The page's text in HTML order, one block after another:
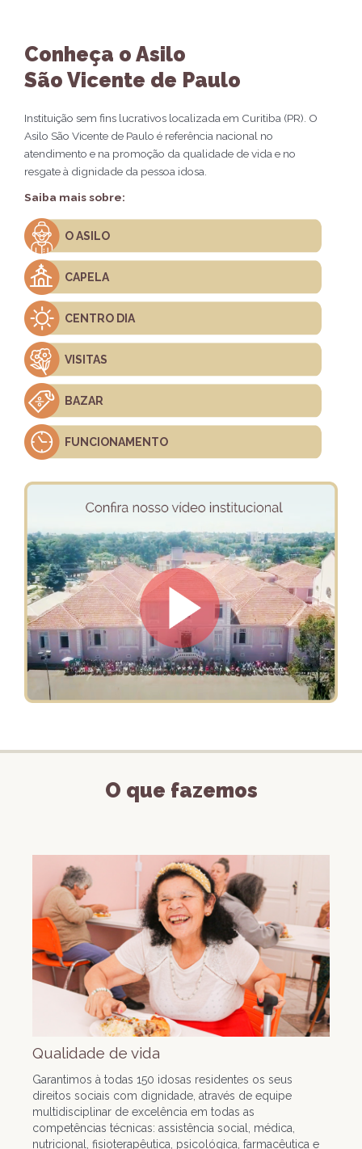
Conheça o Asilo
São Vicente de Paulo
Instituição sem fins lucrativos localizada em Curitiba (PR). O
Asilo São Vicente de Paulo é referência nacional no
atendimento e na promoção da qualidade de vida e no
resgate à dignidade da pessoa idosa.
Saiba mais sobre:
O ASILO
CAPELA
CENTRO DIA
VISITAS
BAZAR
FUNCIONAMENTO
O que fazemos
Qualidade de vida
Garantimos à todas 150 idosas residentes os seus
direitos sociais com dignidade, através de equipe
multidisciplinar de excelência em todas as
competências técnicas: assistência social, médica,
nutricional, fisioterapêutica, psicológica, farmacêutica e